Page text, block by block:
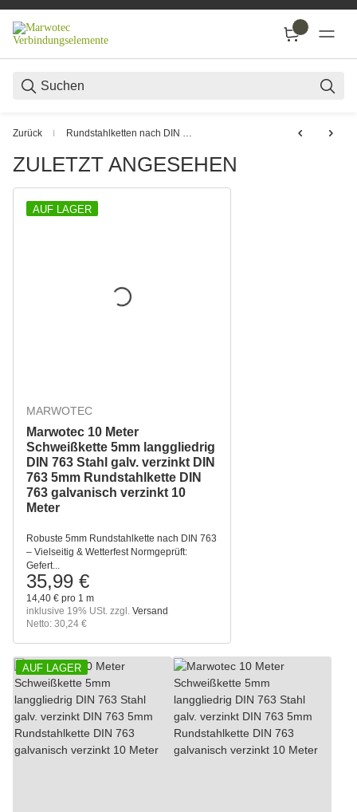
Zurück Rundstahlketten nach DIN 763
ZULETZT ANGESEHEN
AUF LAGER
MARWOTEC
Marwotec 10 Meter
Schweißkette 5mm langgliedrig
DIN 763 Stahl galv. verzinkt DIN
763 5mm Rundstahlkette DIN
763 galvanisch verzinkt 10
Meter
Robuste 5mm Rundstahlkette nach DIN 763
– Vielseitig & Wetterfest Normgeprüft:
Gefert...
35,99 €
14,40 € pro 1 m
inklusive 19% USt. zzgl. Versand
Netto: 30,24 €
AUF LAGER